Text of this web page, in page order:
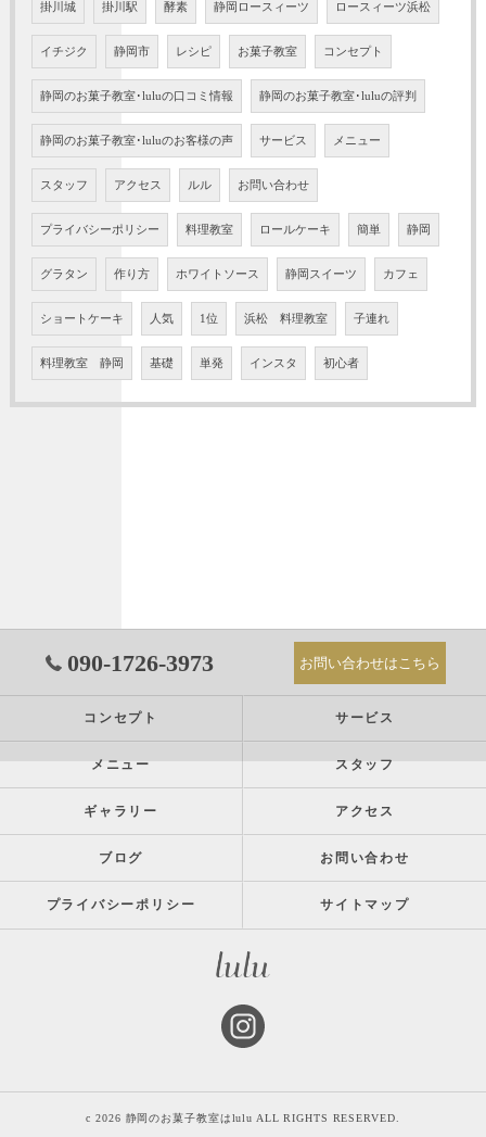
掛川城 掛川駅 酵素 静岡ロースィーツ ロースィーツ浜松
イチジク 静岡市 レシピ お菓子教室 コンセプト
静岡のお菓子教室･luluの口コミ情報 静岡のお菓子教室･luluの評判
静岡のお菓子教室･luluのお客様の声 サービス メニュー
スタッフ アクセス ルル お問い合わせ
プライバシーポリシー 料理教室 ロールケーキ 簡単 静岡
グラタン 作り方 ホワイトソース 静岡スイーツ カフェ
ショートケーキ 人気 1位 浜松 料理教室 子連れ
料理教室 静岡 基礎 単発 インスタ 初心者
090-1726-3973 お問い合わせはこちら
コンセプト サービス
メニュー スタッフ
ギャラリー アクセス
ブログ お問い合わせ
プライバシーポリシー サイトマップ
c 2026 静岡のお菓子教室はlulu ALL RIGHTS RESERVED.